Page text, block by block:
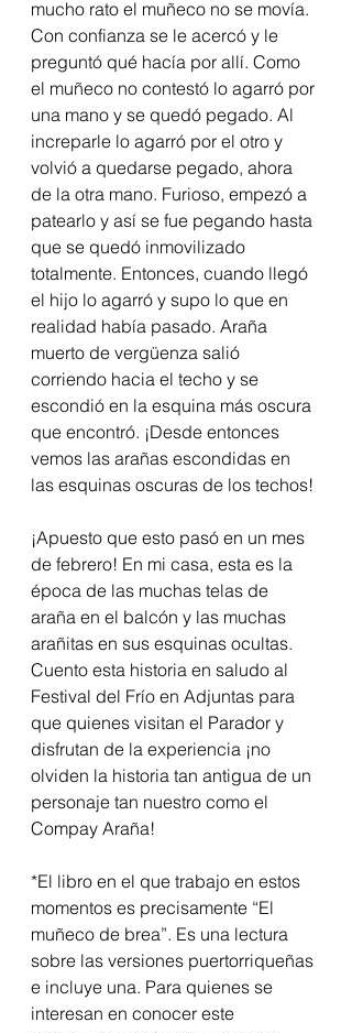
mucho rato el muñeco no se movía.
Con confianza se le acercó y le
preguntó qué hacía por allí. Como
el muñeco no contestó lo agarró por
una mano y se quedó pegado. Al
increparle lo agarró por el otro y
volvió a quedarse pegado, ahora
de la otra mano. Furioso, empezó a
patearlo y así se fue pegando hasta
que se quedó inmovilizado
totalmente. Entonces, cuando llegó
el hijo lo agarró y supo lo que en
realidad había pasado. Araña
muerto de vergüenza salió
corriendo hacia el techo y se
escondió en la esquina más oscura
que encontró. ¡Desde entonces
vemos las arañas escondidas en
las esquinas oscuras de los techos!
¡Apuesto que esto pasó en un mes
de febrero! En mi casa, esta es la
época de las muchas telas de
araña en el balcón y las muchas
arañitas en sus esquinas ocultas.
Cuento esta historia en saludo al
Festival del Frío en Adjuntas para
que quienes visitan el Parador y
disfrutan de la experiencia ¡no
olviden la historia tan antigua de un
personaje tan nuestro como el
Compay Araña!
*El libro en el que trabajo en estos
momentos es precisamente “El
muñeco de brea”. Es una lectura
sobre las versiones puertorriqueñas
e incluye una. Para quienes se
interesan en conocer este